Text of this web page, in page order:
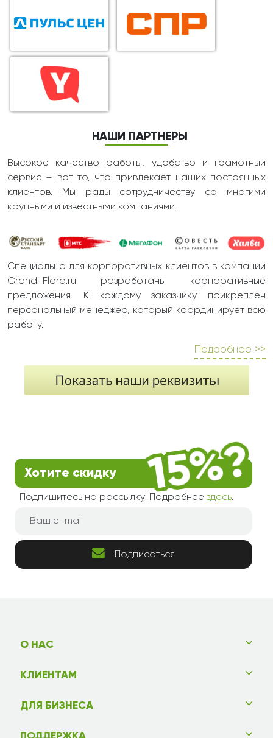
НАШИ ПАРТНЕРЫ
Высокое качество работы, удобство и грамотный
сервис – вот то, что привлекает наших постоянных
клиентов. Мы рады сотрудничеству со многими
крупными и известными компаниями.
Специально для корпоративных клиентов в компании
Grand-Flora.ru разработаны корпоративные
предложения. К каждому заказчику прикреплен
персональный менеджер, который координирует всю
работу.
Подробнее >>
Хотите скидку
Подпишитесь на рассылку! Подробнее здесь.
Подписаться
О НАС
КЛИЕНТАМ
ДЛЯ БИЗНЕСА